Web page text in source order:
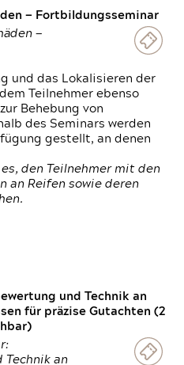
— Fortbildungsseminar
—
und das Lokalisieren der
Teilnehmer ebenso
Behebung von
des Seminars werden
gestellt, an denen
den Teilnehmer mit den
an Reifen sowie deren
und Technik an
für präzise Gutachten (2
Technik an